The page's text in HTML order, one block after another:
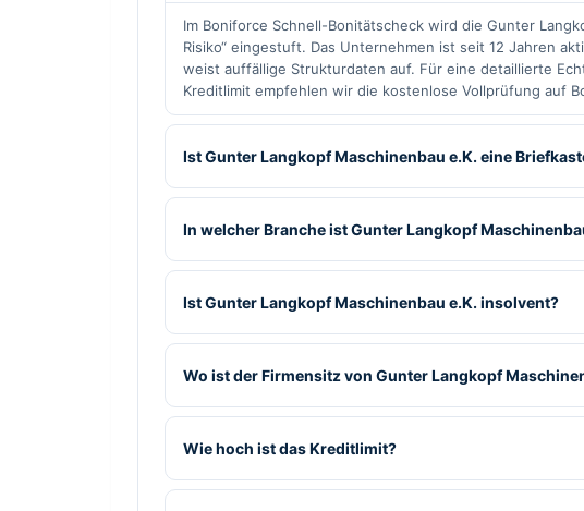
Im Boniforce Schnell-Bonitätscheck wird die Gunter
Risiko“ eingestuft. Das Unternehmen ist seit 12 Jahren
weist auffällige Strukturdaten auf. Für eine detaillierte
Kreditlimit empfehlen wir die kostenlose Vollprüfung auf
Ist Gunter Langkopf Maschinenbau e.K. eine
In welcher Branche ist Gunter Langkopf
Ist Gunter Langkopf Maschinenbau e.K. insolvent?
Wo ist der Firmensitz von Gunter Langkopf
Wie hoch ist das Kreditlimit?